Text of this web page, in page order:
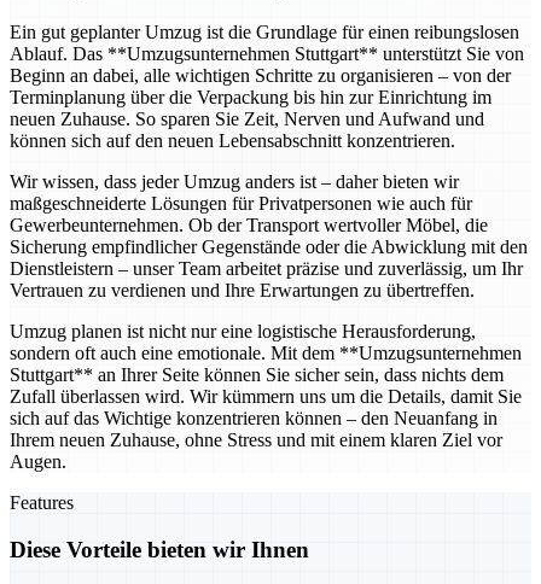
Ein gut geplanter Umzug ist die Grundlage für einen reibungslosen
Ablauf. Das **Umzugsunternehmen Stuttgart** unterstützt Sie von
Beginn an dabei, alle wichtigen Schritte zu organisieren – von der
Terminplanung über die Verpackung bis hin zur Einrichtung im
neuen Zuhause. So sparen Sie Zeit, Nerven und Aufwand und
können sich auf den neuen Lebensabschnitt konzentrieren.
Wir wissen, dass jeder Umzug anders ist – daher bieten wir
maßgeschneiderte Lösungen für Privatpersonen wie auch für
Gewerbeunternehmen. Ob der Transport wertvoller Möbel, die
Sicherung empfindlicher Gegenstände oder die Abwicklung mit den
Dienstleistern – unser Team arbeitet präzise und zuverlässig, um Ihr
Vertrauen zu verdienen und Ihre Erwartungen zu übertreffen.
Umzug planen ist nicht nur eine logistische Herausforderung,
sondern oft auch eine emotionale. Mit dem **Umzugsunternehmen
Stuttgart** an Ihrer Seite können Sie sicher sein, dass nichts dem
Zufall überlassen wird. Wir kümmern uns um die Details, damit Sie
sich auf das Wichtige konzentrieren können – den Neuanfang in
Ihrem neuen Zuhause, ohne Stress und mit einem klaren Ziel vor
Augen.
Features
Diese Vorteile bieten wir Ihnen